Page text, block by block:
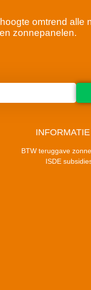
omtrend alle
zonnepanelen.
INFORMATIE
BTW teruggave
ISDE